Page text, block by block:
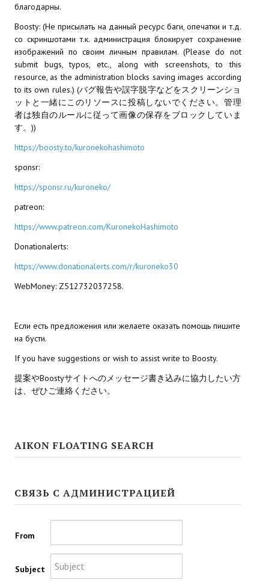
Новости Архив
МОДЫ ДЛЯ ИГР
Патчи
Mass Effect 2
Mass Effect 3
Моды
Divinity Original Sin Enhanced Edition
Dragon Age 2
Dragon Age: Inquisition
Fallout 3
Kingdoms of Amalur: Reckoning
Mass Effect Andromeda
Neverwinter Nights 1
Star Wars Jedi Knight: Dark Force II
Star Wars Knights of the Old Republic 2
Titan Quest Immortal Throne
благодарны.
Boosty: (Не присылать на данный ресурс баги, опечатки и т.д.
со скриншотами т.к. администрация блокирует сохранение
изображений по своим личным правилам. (Please do not
submit bugs, typos, etc., along with screenshots, to this
resource, as the administration blocks saving images according
to its own rules.) (バグ報告や誤字脱字などをスクリーンショ
ットと一緒にこのリソースに投稿しないでください。管理
者は独自のルールに従って画像の保存をブロックしていま
す。))
https://boosty.to/kuronekohashimoto
sponsr:
https://sponsr.ru/kuroneko/
patreon:
https://www.patreon.com/KuronekoHashimoto
Donationalerts:
https://www.donationalerts.com/r/kuroneko30
WebMoney: Z512732037258.
Если есть предложения или желаете оказать помощь пишите
на бусти.
If you have suggestions or wish to assist write to Boosty.
提案やBoostyサイトへのメッセージ書き込みに協力したい方
は、ぜひご連絡ください。
AIKON FLOATING SEARCH
СВЯЗЬ С АДМИНИСТРАЦИЕЙ
From
Subject